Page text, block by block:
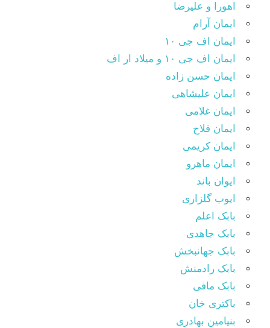
اهورا و علیرضا
ایمان آرام
ایمان اف جی ۱۰
ایمان اف جی ۱۰ و میلاد ار اف
ایمان حسن زاده
ایمان علیشاهی
ایمان غلامی
ایمان فلاح
ایمان کریمی
ایمان ماهرو
ایوان باند
ایوب گلزاری
بابک اعلم
بابک جاهدی
بابک جهانبخش
بابک رادمنش
بابک مافی
باکتری خان
بنیامین بهادری